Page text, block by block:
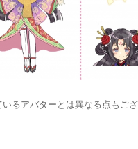
るアバターとは異なる点もご